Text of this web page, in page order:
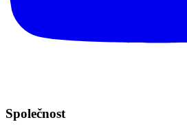
Společnost